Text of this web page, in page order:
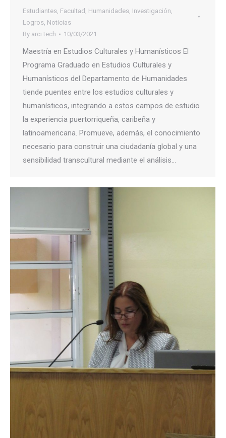
Estudiantes, Facultad , Humanidades, Investigación,
Logros, Noticias
By arci tech 10/03/2021
Maestría en Estudios Culturales y Humanísticos El
Programa Graduado en Estudios Culturales y
Humanísticos del Departamento de Humanidades
tiende puentes entre los estudios culturales y
humanísticos, integrando a estos campos de estudio
la experiencia puertorriqueña, caribeña y
latinoamericana. Promueve, además, el conocimiento
necesario para construir una ciudadanía global y una
sensibilidad transcultural mediante el análisis…